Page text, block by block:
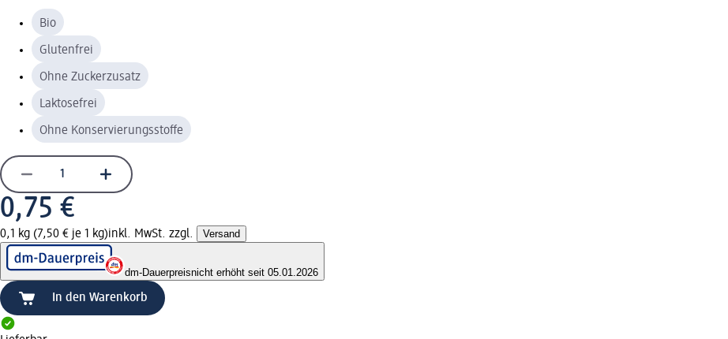
Bio
Glutenfrei
Ohne Zuckerzusatz
Laktosefrei
Ohne Konservierungsstoffe
0,75 €
0,1 kg (7,50 € je 1 kg)inkl. MwSt. zzgl. Versand
dm-Dauerpreisnicht erhöht seit 05.01.2026
In den Warenkorb